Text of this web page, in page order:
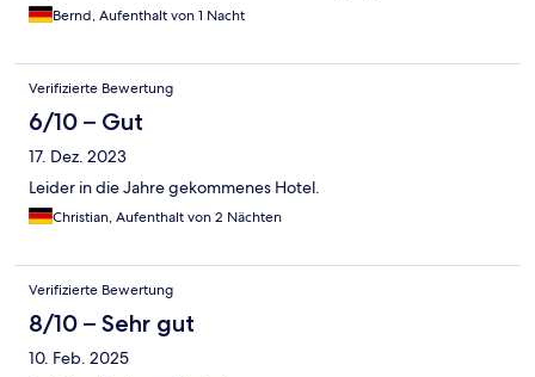
Bernd, Aufenthalt von 1 Nacht
Verifizierte Bewertung
6/10 – Gut
17. Dez. 2023
Leider in die Jahre gekommenes Hotel.
Christian, Aufenthalt von 2 Nächten
Verifizierte Bewertung
8/10 – Sehr gut
10. Feb. 2025